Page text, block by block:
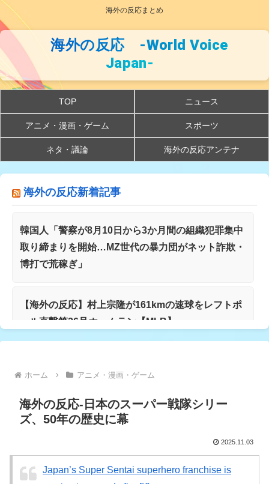
海外の反応まとめ
海外の反応 -World Voice
Japan-
TOP ニュース
アニメ・漫画・ゲーム スポーツ
ネタ・議論 海外の反応アンテナ
海外の反応新着記事
韓国人「警察が8月10日から3か月間の組織犯罪集中
取り締まりを開始…MZ世代の暴力団がネット詐欺・
博打で荒稼ぎ」
【海外の反応】村上宗隆が161kmの速球をレフトポ
ール直撃第26号ホームラン【MLB】
なんだ？【海外の反応】
韓国人「日本の村上宗隆 vs 韓国のイ・ジョンフ」
韓国人「AIが現実感覚を失わせる」韓国社会のAI誤
ホーム アニメ・漫画・ゲーム
海外の反応-日本のスーパー戦隊シリー
ズ、50年の歴史に幕
2025.11.03
Japan’s Super Sentai superhero franchise is